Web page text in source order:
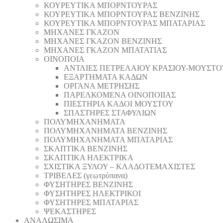
ΚΟΥΡΕΥΤΙΚΑ ΜΠΟΡΝΤΟΥΡΑΣ
ΚΟΥΡΕΥΤΙΚΑ ΜΠΟΡΝΤΟΥΡΑΣ ΒΕΝΖΙΝΗΣ
ΚΟΥΡΕΥΤΙΚΑ ΜΠΟΡΝΤΟΥΡΑΣ ΜΠΑΤΑΡΙΑΣ
ΜΗΧΑΝΕΣ ΓΚΑΖΟΝ
ΜΗΧΑΝΕΣ ΓΚΑΖΟΝ ΒΕΝΖΙΝΗΣ
ΜΗΧΑΝΕΣ ΓΚΑΖΟΝ ΜΠΑΤΑΤΙΑΣ
ΟΙΝΟΠΟΙΑ
ΑΝΤΛΙΕΣ ΠΕΤΡΕΛΑΙΟΥ ΚΡΑΣΙΟΥ-
ΕΞΑΡΤΗΜΑΤΑ ΚΑΔΩΝ
ΟΡΓΑΝΑ ΜΕΤΡΗΣΗΣ
ΠΑΡΕΛΚΟΜΕΝΑ ΟΙΝΟΠΟΙΙΑΣ
ΠΙΕΣΤΗΡΙΑ ΚΑΔΟΙ ΜΟΥΣΤΟΥ
ΣΠΑΣΤΗΡΕΣ ΣΤΑΦΥΛΙΩΝ
ΠΟΛΥΜΗΧΑΝΗΜΑΤΑ
ΠΟΛΥΜΗΧΑΝΗΜΑΤΑ ΒΕΝΖΙΝΗΣ
ΠΟΛΥΜΗΧΑΝΗΜΑΤΑ ΜΠΑΤΑΡΙΑΣ
ΣΚΑΠΤΙΚΑ ΒΕΝΖΙΝΗΣ
ΣΚΑΠΤΙΚΑ ΗΛΕΚΤΡΙΚΑ
ΣΧΙΣΤΙΚΑ ΞΥΛΟΥ – ΚΛΑΔΟΤΕΜΑΧΙΣΤΕΣ
ΤΡΙΒΕΛΕΣ (γεωτρύπανα)
ΦΥΣΗΤΗΡΕΣ ΒΕΝΖΙΝΗΣ
ΦΥΣΗΤΗΡΕΣ ΗΛΕΚΤΡΙΚΟΙ
ΦΥΣΗΤΗΡΕΣ ΜΠΑΤΑΡΙΑΣ
ΨΕΚΑΣΤΗΡΕΣ
ΑΝΑΛΩΣΙΜΑ